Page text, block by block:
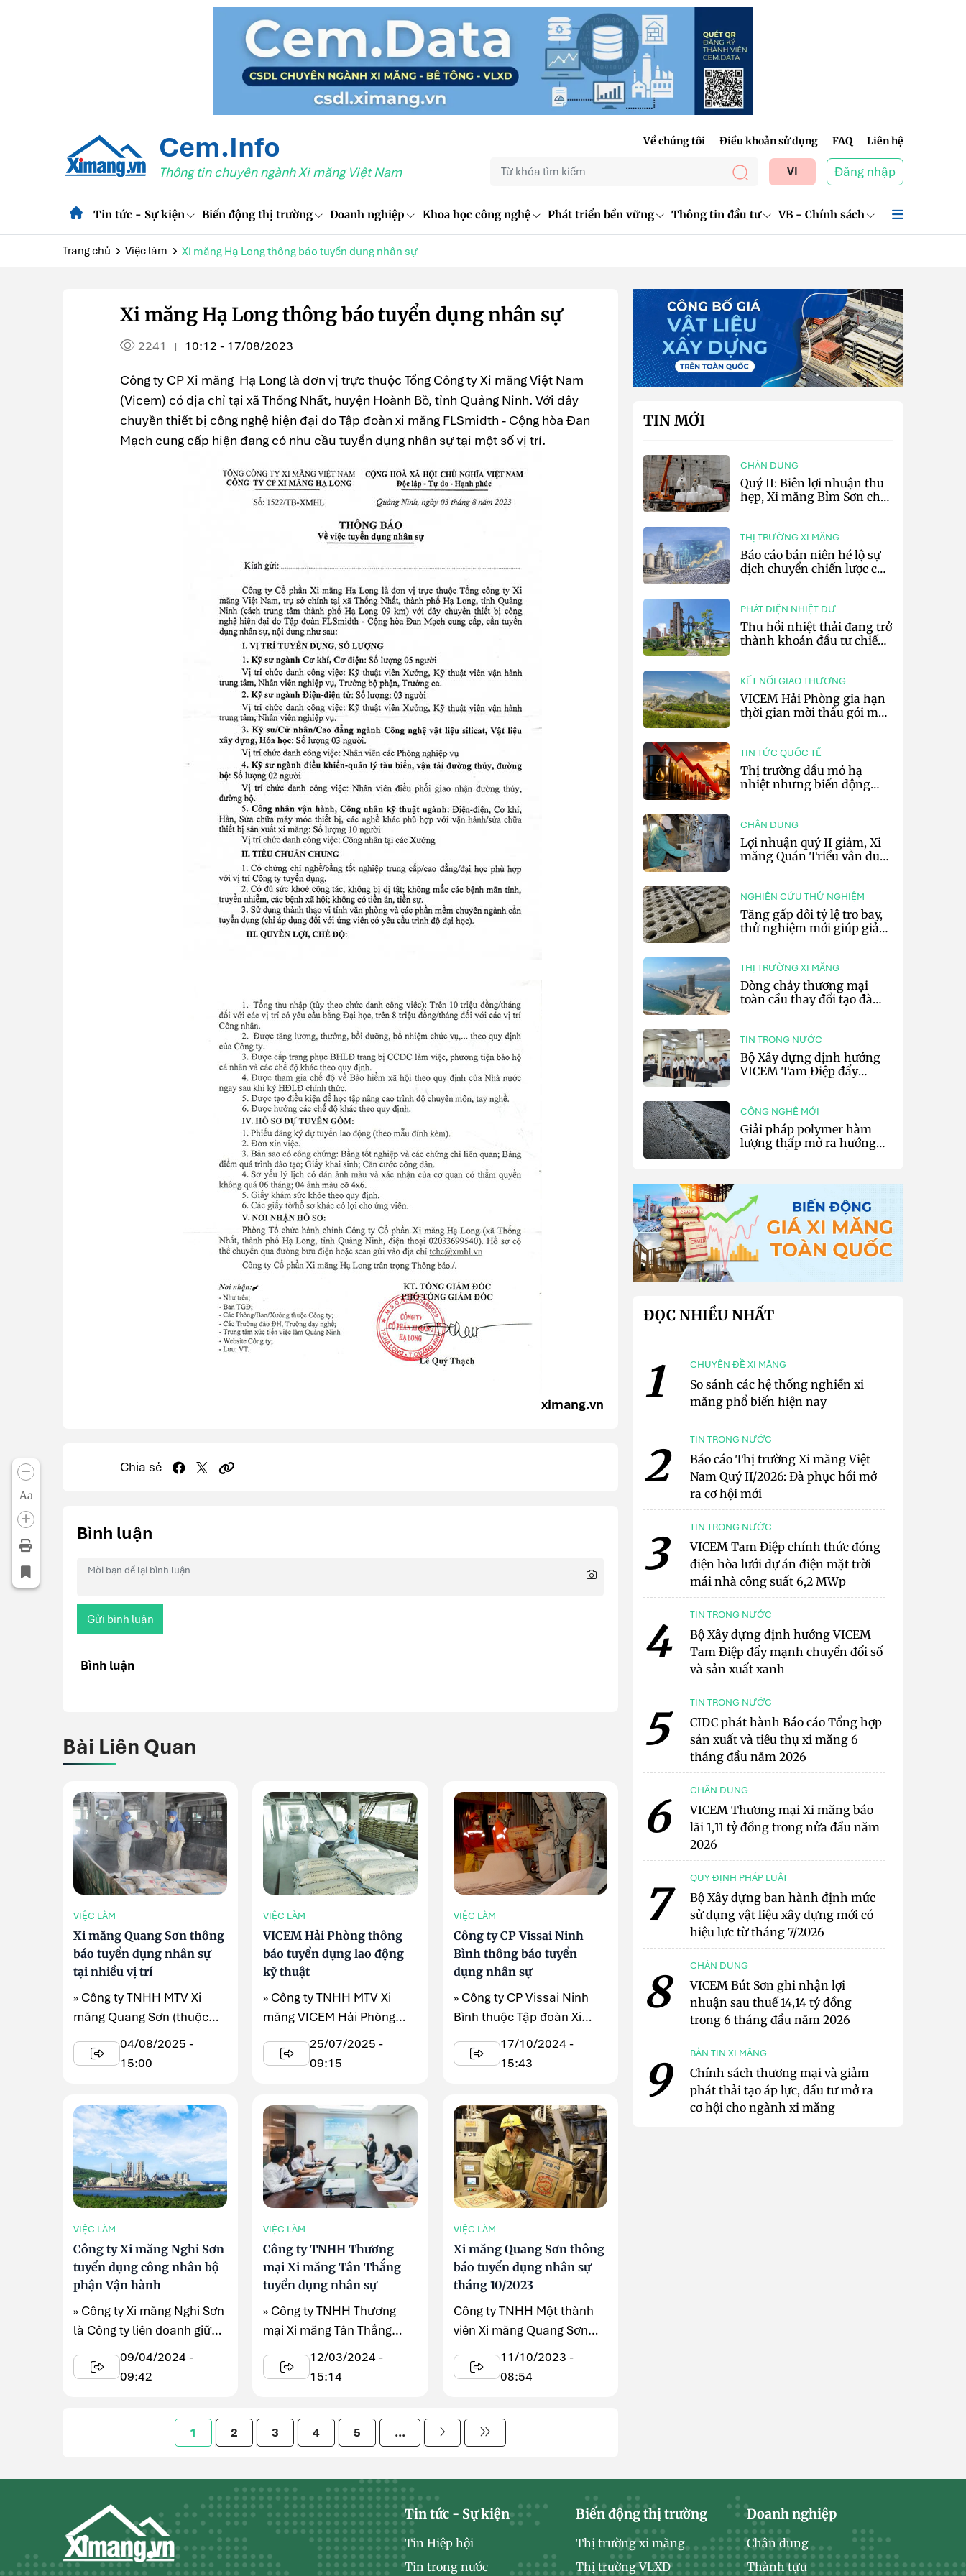
Cem.Info
Thông tin chuyên ngành Xi măng Việt Nam
Về chúng tôi Điều khoản sử dụng FAQ Liên hệ
VI Đăng nhập
Tin tức - Sự kiện Biến động thị trường Doanh nghiệp Khoa học công nghệ Phát triển bền vững Thông tin đầu tư VB - Chính sách
Trang chủ Việc làm Xi măng Hạ Long thông báo tuyển dụng nhân sự
Aa
Xi măng Hạ Long thông báo tuyển dụng nhân sự
2241 | 10:12 - 17/08/2023
Công ty CP Xi măng Hạ Long là đơn vị trực thuộc Tổng Công ty Xi măng Việt Nam
(Vicem) có địa chỉ tại xã Thống Nhất, huyện Hoành Bồ, tỉnh Quảng Ninh. Với dây
chuyền thiết bị công nghệ hiện đại do Tập đoàn xi măng FLSmidth - Cộng hòa Đan
Mạch cung cấp hiện đang có nhu cầu tuyển dụng nhân sự tại một số vị trí.
ximang.vn
Chia sẻ
Bình luận
Gửi bình luận
Bình luận
Bài Liên Quan
VIỆC LÀM
Xi măng Quang Sơn thông
báo tuyển dụng nhân sự
tại nhiều vị trí
» Công ty TNHH MTV Xi
măng Quang Sơn (thuộc
Tổng Công ty Xây dựng
Công nghiệp Việt ...
04/08/2025 -
15:00
VIỆC LÀM
VICEM Hải Phòng thông
báo tuyển dụng lao động
kỹ thuật
» Công ty TNHH MTV Xi
măng VICEM Hải Phòng
đang có nhu cầu tuyển
dụng lao động kỹ thuật ...
25/07/2025 -
09:15
VIỆC LÀM
Công ty CP Vissai Ninh
Bình thông báo tuyển
dụng nhân sự
» Công ty CP Vissai Ninh
Bình thuộc Tập đoàn Xi
măng The Vissai, hiện nay
do nhu cầu ...
17/10/2024 -
15:43
VIỆC LÀM
Công ty Xi măng Nghi Sơn
tuyển dụng công nhân bộ
phận Vận hành
» Công ty Xi măng Nghi Sơn
là Công ty liên doanh giữa
Tổng Công ty Xi măng ...
09/04/2024 -
09:42
VIỆC LÀM
Công ty TNHH Thương
mại Xi măng Tân Thắng
tuyển dụng nhân sự
» Công ty TNHH Thương
mại Xi măng Tân Thắng
thông báo tuyển dụng nhân
sự.
12/03/2024 -
15:14
VIỆC LÀM
Xi măng Quang Sơn thông
báo tuyển dụng nhân sự
tháng 10/2023
Công ty TNHH Một thành
viên Xi măng Quang Sơn
thuộc Tổng Công ty Cổ
phần Xây dựng ...
11/10/2023 -
08:54
1 2 3 4 5 ...
TIN MỚI
CHÂN DUNG
Quý II: Biên lợi nhuận thu
hẹp, Xi măng Bỉm Sơn chỉ
THỊ TRƯỜNG XI MĂNG
Báo cáo bán niên hé lộ sự
dịch chuyển chiến lược của
PHÁT ĐIỆN NHIỆT DƯ
Thu hồi nhiệt thải đang trở
thành khoản đầu tư chiến
KẾT NỐI GIAO THƯƠNG
VICEM Hải Phòng gia hạn
thời gian mời thầu gói mua
TIN TỨC QUỐC TẾ
Thị trường dầu mỏ hạ
nhiệt nhưng biến động
CHÂN DUNG
Lợi nhuận quý II giảm, Xi
măng Quán Triều vẫn duy
NGHIÊN CỨU THỬ NGHIỆM
Tăng gấp đôi tỷ lệ tro bay,
thử nghiệm mới giúp giảm
THỊ TRƯỜNG XI MĂNG
Dòng chảy thương mại
toàn cầu thay đổi tạo đà
TIN TRONG NƯỚC
Bộ Xây dựng định hướng
VICEM Tam Điệp đẩy
CÔNG NGHỆ MỚI
Giải pháp polymer hàm
lượng thấp mở ra hướng
ĐỌC NHIỀU NHẤT
1 CHUYÊN ĐỀ XI MĂNG
So sánh các hệ thống nghiền xi
măng phổ biến hiện nay
2 TIN TRONG NƯỚC
Báo cáo Thị trường Xi măng Việt
Nam Quý II/2026: Đà phục hồi mở
ra cơ hội mới
3 TIN TRONG NƯỚC
VICEM Tam Điệp chính thức đóng
điện hòa lưới dự án điện mặt trời
mái nhà công suất 6,2 MWp
4 TIN TRONG NƯỚC
Bộ Xây dựng định hướng VICEM
Tam Điệp đẩy mạnh chuyển đổi số
và sản xuất xanh
5 TIN TRONG NƯỚC
CIDC phát hành Báo cáo Tổng hợp
sản xuất và tiêu thụ xi măng 6
tháng đầu năm 2026
6 CHÂN DUNG
VICEM Thương mại Xi măng báo
lãi 1,11 tỷ đồng trong nửa đầu năm
2026
7 QUY ĐỊNH PHÁP LUẬT
Bộ Xây dựng ban hành định mức
sử dụng vật liệu xây dựng mới có
hiệu lực từ tháng 7/2026
8 CHÂN DUNG
VICEM Bút Sơn ghi nhận lợi
nhuận sau thuế 14,14 tỷ đồng
trong 6 tháng đầu năm 2026
9 BẢN TIN XI MĂNG
Chính sách thương mại và giảm
phát thải tạo áp lực, đầu tư mở ra
cơ hội cho ngành xi măng
Tin tức - Sự kiện
Tin Hiệp hội
Tin trong nước
Biến động thị trường
Thị trường xi măng
Thị trường VLXD
Doanh nghiệp
Chân dung
Thành tựu